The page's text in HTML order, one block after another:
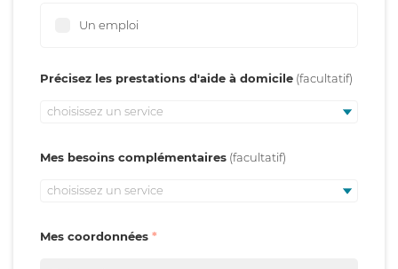
Un emploi
Précisez les prestations d'aide à domicile
choisissez un service
Mes besoins complémentaires
choisissez un service
Mes coordonnées